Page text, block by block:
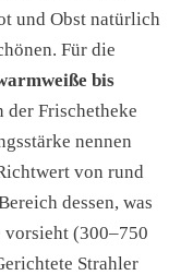
und Obst natürlich
Für die
bis
Frischetheke
nennen
von rund
dessen, was
(300–750
Strahler